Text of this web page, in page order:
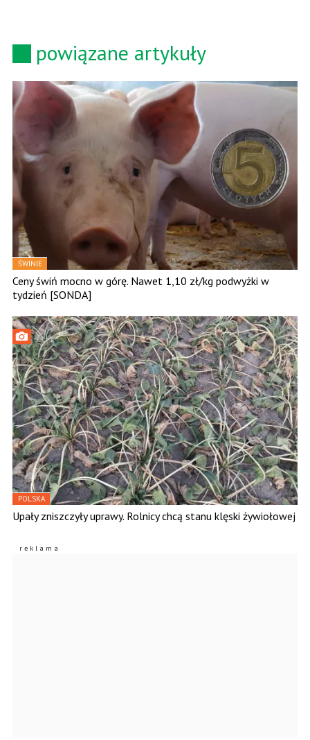
powiązane artykuły
ŚWINIE
Ceny świń mocno w górę. Nawet 1,10 zł/kg podwyżki w
tydzień [SONDA]
POLSKA
Upały zniszczyły uprawy. Rolnicy chcą stanu klęski żywiołowej